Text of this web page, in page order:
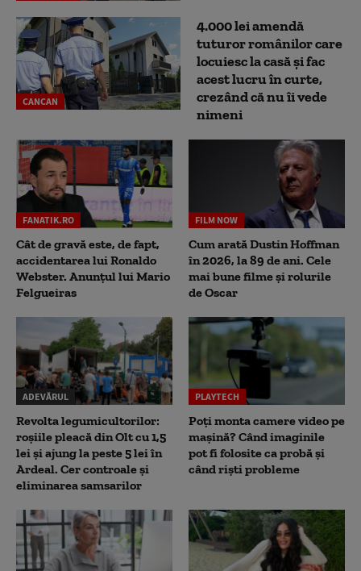
CANCAN
4.000 lei amendă
tuturor românilor care
locuiesc la casă și fac
acest lucru în curte,
crezând că nu îi vede
nimeni
FANATIK.RO
Cât de gravă este, de fapt,
accidentarea lui Ronaldo
Webster. Anunțul lui Mario
Felgueiras
FILM NOW
Cum arată Dustin Hoffman
în 2026, la 89 de ani. Cele
mai bune filme și rolurile
de Oscar
ADEVĂRUL
Revolta legumicultorilor:
roșiile pleacă din Olt cu 1,5
lei și ajung la peste 5 lei în
Ardeal. Cer controale și
eliminarea samsarilor
PLAYTECH
Poți monta camere video pe
mașină? Când imaginile
pot fi folosite ca probă și
când riști probleme